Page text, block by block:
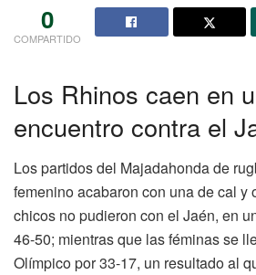
0
COMPARTIDO
Los Rhinos caen en
encuentro contra el
Los partidos del Majadahonda de
femenino acabaron con una de cal y
chicos no pudieron con el Jaén, en
46-50; mientras que las féminas se
Olímpico por 33-17, un resultado al